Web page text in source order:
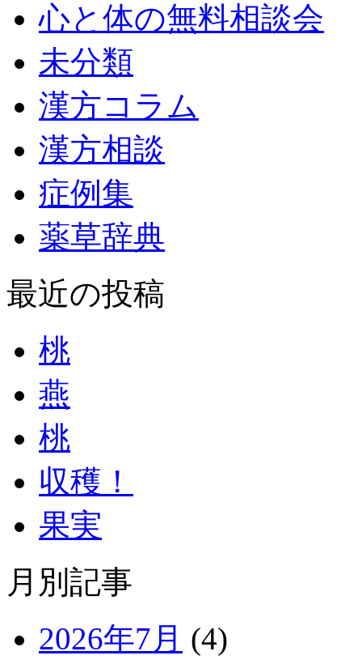
心と体の無料相談会
未分類
漢方コラム
漢方相談
症例集
薬草辞典
最近の投稿
桃
燕
桃
収穫！
果実
月別記事
2026年7月 (4)